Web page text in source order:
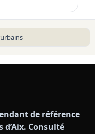
de référence
d’Aix. Consulté